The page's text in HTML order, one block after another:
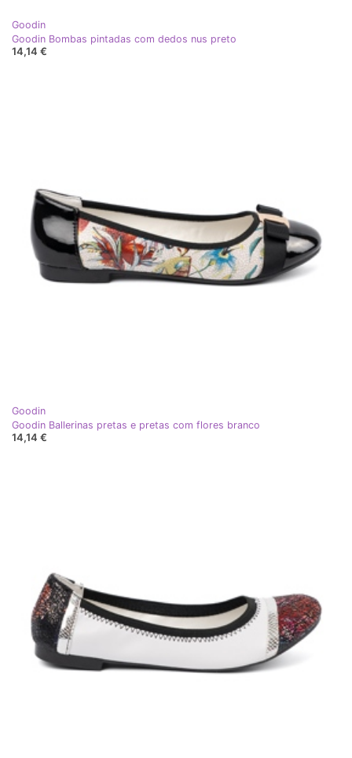
Goodin
Goodin Bombas pintadas com dedos nus preto
14,14 €
Goodin
Goodin Ballerinas pretas e pretas com flores branco
14,14 €